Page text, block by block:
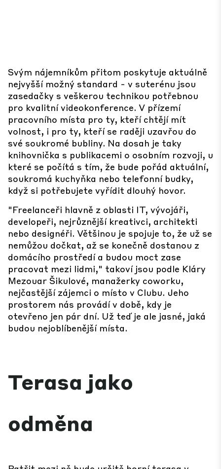
Svým nájemníkům přitom poskytuje aktuálně
nejvyšší možný standard - v suterénu jsou
zasedačky s veškerou technikou potřebnou
pro kvalitní videokonference. V přízemí
pracovního místa pro ty, kteří chtějí mít
volnost, i pro ty, kteří se raději uzavřou do
své soukromé bubliny. Na dosah je taky
knihovnička s publikacemi o osobním rozvoji, u
které se počítá s tím, že bude pořád aktuální,
soukromá kuchyňka nebo telefonní budky,
když si potřebujete vyřídit dlouhý hovor.
"Freelanceři hlavně z oblasti IT, vývojáři,
developeři, nejrůznější kreativci, architekti
nebo designéři. Většinou je spojuje to, že už se
nemůžou dočkat, až se konečně dostanou z
domácího prostředí a budou moct zase
pracovat mezi lidmi," takoví jsou podle Kláry
Mezouar Šikulové, manažerky coworku,
nejčastější zájemci o místo v Clubu. Jeho
prostorem nás provádí v době, kdy je
otevřeno jen pár dní. Už teď je ale jasné, jaká
budou nejoblíbenější místa.
Terasa jako
odměna